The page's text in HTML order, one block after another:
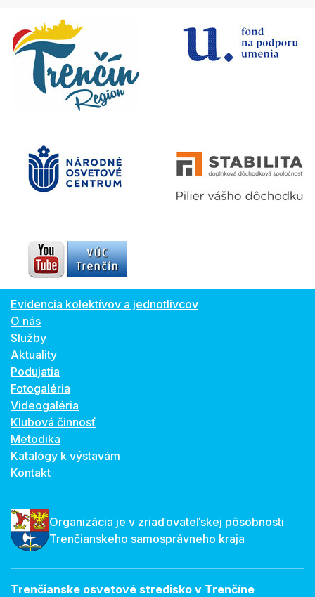
Evidencia kolektívov a jednotlivcov
O nás
Služby
Aktuality
Podujatia
Fotogaléria
Videogaléria
Klubová činnosť
Metodika
Katalógy k výstavám
Kontakt
Organizácia je v zriaďovateľskej pôsobnosti
Trenčianskeho samosprávneho kraja
Trenčianske osvetové stredisko v Trenčíne